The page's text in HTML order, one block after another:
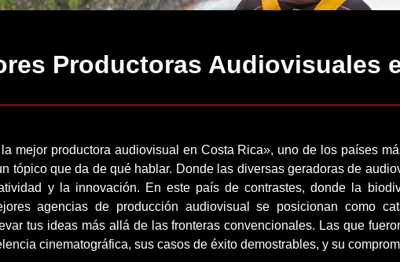
Productoras Audiovisuales
mejor productora audiovisual en Costa Rica», uno de los países
tópico que da de qué hablar. Donde las diversas geradoras de
y la innovación. En este país de contrastes, donde la
agencias de producción audiovisual se posicionan como
tus ideas más allá de las fronteras convencionales. Las que
cinematográfica, sus casos de éxito demostrables, y su